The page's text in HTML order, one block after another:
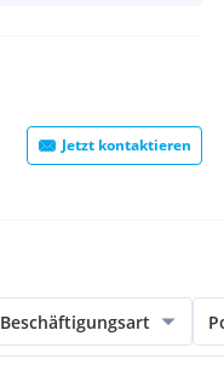
Jetzt kontaktieren
Beschäftigungsart